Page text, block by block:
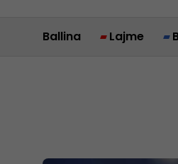
Ballina Lajme